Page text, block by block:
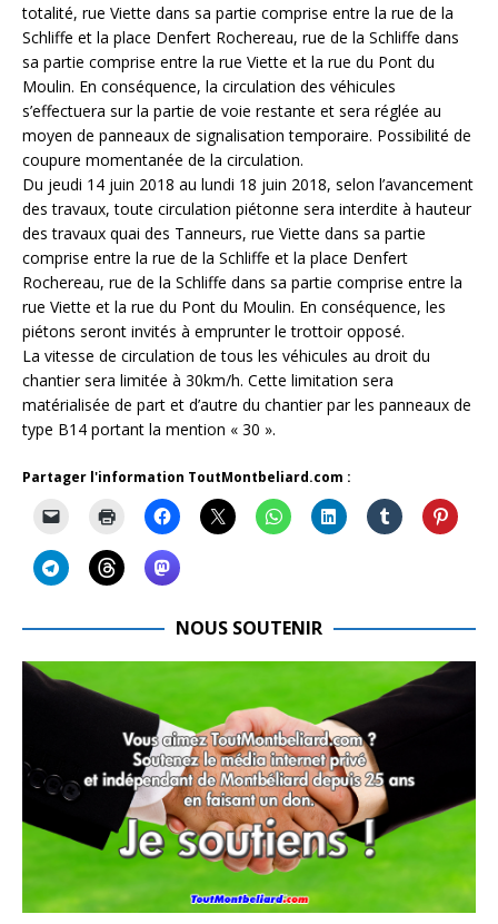
totalité, rue Viette dans sa partie comprise entre la rue de la
Schliffe et la place Denfert Rochereau, rue de la Schliffe dans
sa partie comprise entre la rue Viette et la rue du Pont du
Moulin. En conséquence, la circulation des véhicules
s’effectuera sur la partie de voie restante et sera réglée au
moyen de panneaux de signalisation temporaire. Possibilité de
coupure momentanée de la circulation.
Du jeudi 14 juin 2018 au lundi 18 juin 2018, selon l’avancement
des travaux, toute circulation piétonne sera interdite à hauteur
des travaux quai des Tanneurs, rue Viette dans sa partie
comprise entre la rue de la Schliffe et la place Denfert
Rochereau, rue de la Schliffe dans sa partie comprise entre la
rue Viette et la rue du Pont du Moulin. En conséquence, les
piétons seront invités à emprunter le trottoir opposé.
La vitesse de circulation de tous les véhicules au droit du
chantier sera limitée à 30km/h. Cette limitation sera
matérialisée de part et d’autre du chantier par les panneaux de
type B14 portant la mention « 30 ».
Partager l'information ToutMontbeliard.com :
NOUS SOUTENIR